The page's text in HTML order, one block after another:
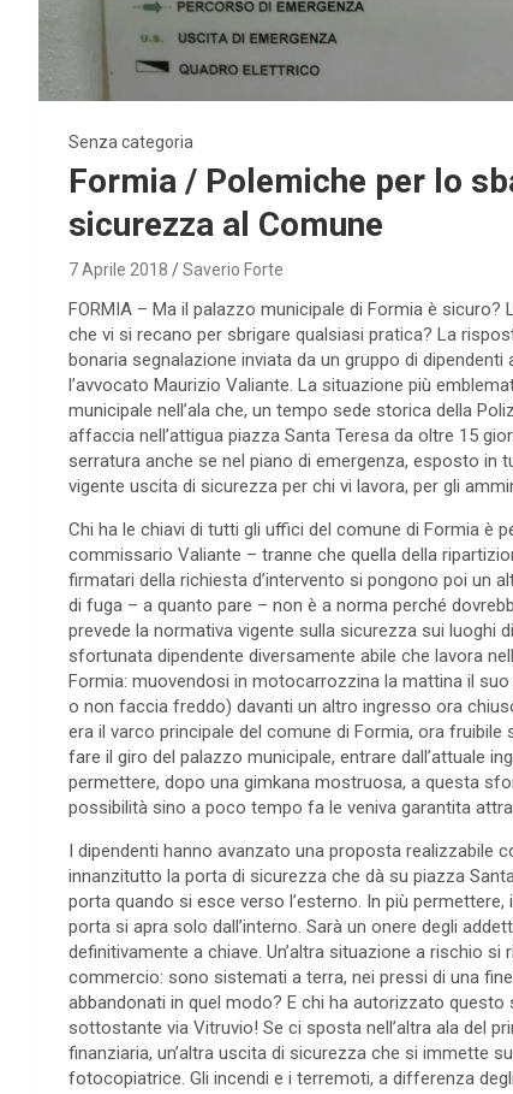
Senza categoria
Formia / Polemiche per lo
sicurezza al Comune
7 Aprile 2018 Saverio Forte
FORMIA – Ma il palazzo municipale di Formia è
che vi si recano per sbrigare qualsiasi pratica? La
bonaria segnalazione inviata da un gruppo di
l’avvocato Maurizio Valiante. La situazione più
municipale nell’ala che, un tempo sede storica della
affaccia nell’attigua piazza Santa Teresa da oltre 15
serratura anche se nel piano di emergenza, esposto in
vigente uscita di sicurezza per chi vi lavora, per gli
Chi ha le chiavi di tutti gli uffici del comune di Formia è
commissario Valiante – tranne che quella della
firmatari della richiesta d’intervento si pongono poi un
di fuga – a quanto pare – non è a norma perché
prevede la normativa vigente sulla sicurezza sui luoghi
sfortunata dipendente diversamente abile che lavora
Formia: muovendosi in motocarrozzina la mattina il
o non faccia freddo) davanti un altro ingresso ora
era il varco principale del comune di Formia, ora
fare il giro del palazzo municipale, entrare dall’attuale
permettere, dopo una gimkana mostruosa, a questa
possibilità sino a poco tempo fa le veniva garantita
I dipendenti hanno avanzato una proposta realizzabile
innanzitutto la porta di sicurezza che dà su piazza
porta quando si esce verso l’esterno. In più
porta si apra solo dall’interno. Sarà un onere degli
definitivamente a chiave. Un’altra situazione a rischio
commercio: sono sistemati a terra, nei pressi di una
abbandonati in quel modo? E chi ha autorizzato
sottostante via Vitruvio! Se ci sposta nell’altra ala del
finanziaria, un’altra uscita di sicurezza che si immette
fotocopiatrice. Gli incendi e i terremoti, a differenza